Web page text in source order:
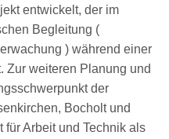
entwickelt, der im
Begleitung (
) während einer
Zur weiteren Planung und
der
Bocholt und
für Arbeit und Technik als